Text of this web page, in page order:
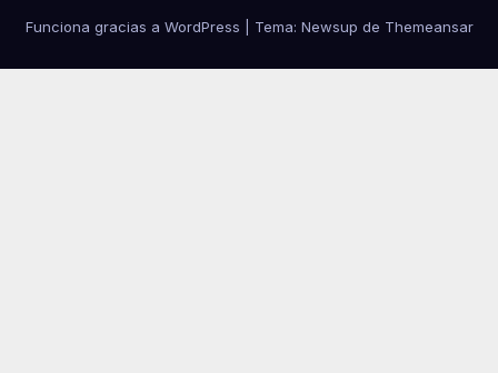
Funciona gracias a WordPress Tema: Newsup de Themeansar